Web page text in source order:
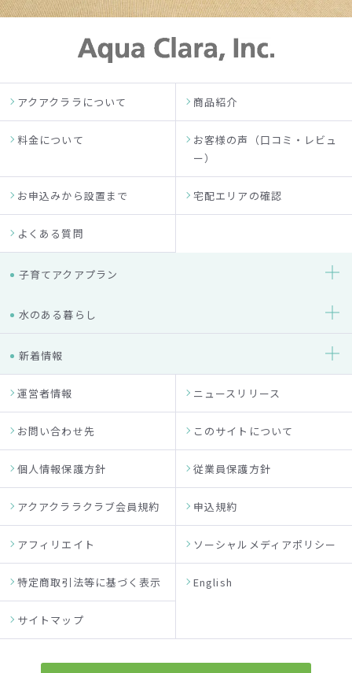
アクアクララについて 商品紹介
料金について
お客様の声（口コミ・レビュ
ー）
お申込みから設置まで 宅配エリアの確認
よくある質問
子育てアクアプラン
水のある暮らし
新着情報
運営者情報 ニュースリリース
お問い合わせ先 このサイトについて
個人情報保護方針 従業員保護方針
アクアクララクラブ会員規約 申込規約
アフィリエイト ソーシャルメディアポリシー
特定商取引法等に基づく表示 English
サイトマップ